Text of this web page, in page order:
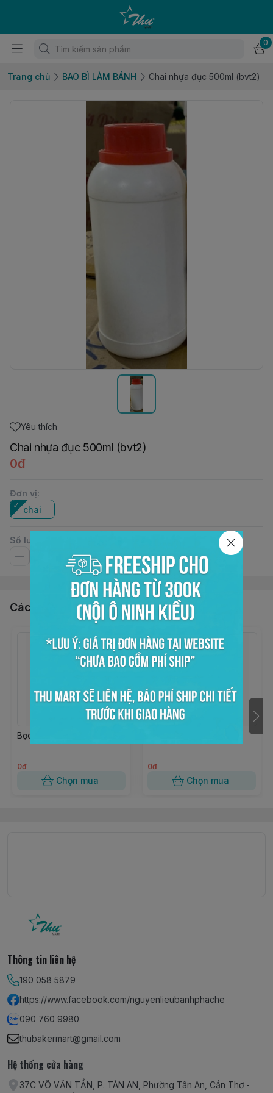
0
Trang chủ BAO BÌ LÀM BÁNH Chai nhựa đục 500ml (bvt2)
Yêu thích
Chai nhựa đục 500ml (bvt2)
0đ
Đơn vị:
chai
Số lượng
Các sản phẩm, dịch vụ khác
Bọc kiếng trong 15x20
0đ
Chọn mua
0đ
Chọn mua
Thông tin liên hệ
190 058 5879
https://www.facebook.com/nguyenlieubanhphache
090 760 9980
thubakermart@gmail.com
Hệ thống cửa hàng
37C VÕ VĂN TẦN, P. TÂN AN, Phường Tân An, Cần Thơ -